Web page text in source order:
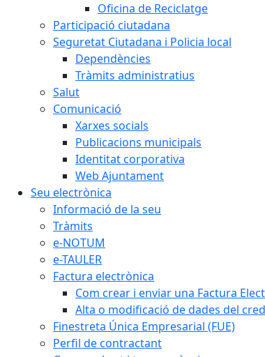
Oficina de Reciclatge
Participació ciutadana
Seguretat Ciutadana i Policia local
Dependències
Tràmits administratius
Salut
Comunicació
Xarxes socials
Publicacions municipals
Identitat corporativa
Web Ajuntament
Seu electrònica
Informació de la seu
Tràmits
e-NOTUM
e-TAULER
Factura electrònica
Com crear i enviar una Factura
Alta o modificació de dades del
Finestreta Única Empresarial (FUE)
Perfil de contractant